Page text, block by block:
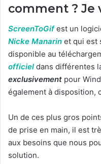
comment ? Je
ScreenToGifest un
Nicke Manarin et qui est
disponible au
officiel dans différentes
exclusivement pour
également à disposition,
Un de ces plus gros
de prise en main, il est
aux besoins que nous
solution.